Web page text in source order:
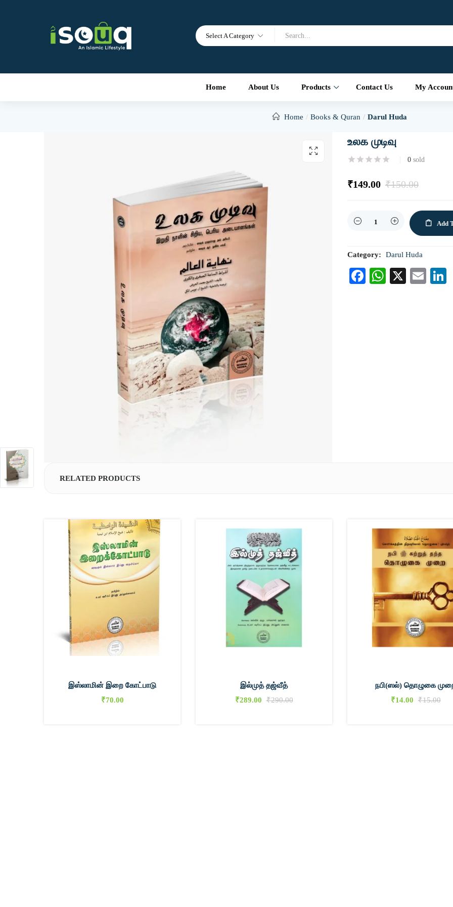
Select A Category
Home About Us Products Contact Us My
Home Books & Quran Darul Huda
உலக முடிவு
0 sold
₹149.00 ₹150.00
Quantity
Add
Category: Darul Huda
Facebook
WhatsApp
X
RELATED PRODUCTS
இஸ்லாமின் இறை கோட்பாடு
₹70.00
இல்முத் தஜ்வீத்
₹289.00 ₹290.00
நபி(ஸல்) தொழுகை
₹14.00 ₹15.00